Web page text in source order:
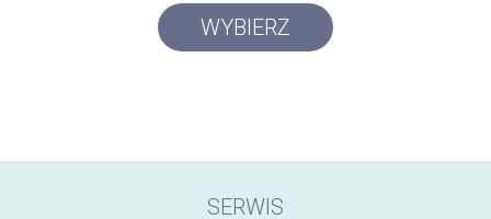
WYBIERZ
SERWIS